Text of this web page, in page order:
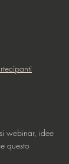
webinar, idee
questo